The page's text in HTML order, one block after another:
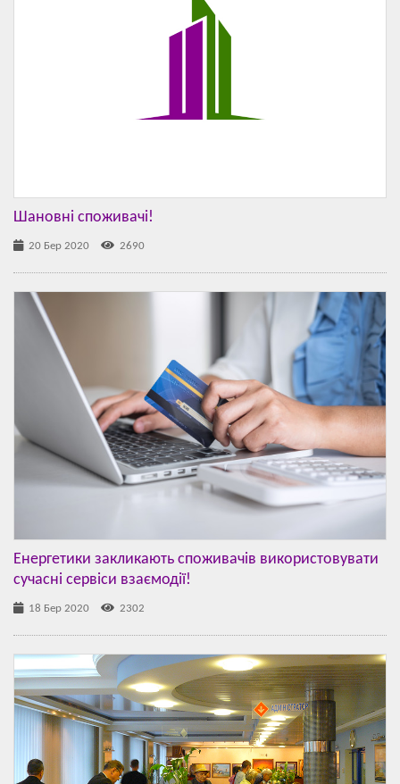
Шановні споживачі!
20 Бер 2020 2690
Енергетики закликають споживачів використовувати
сучасні сервіси взаємодії!
18 Бер 2020 2302